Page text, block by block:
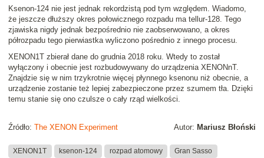
Ksenon-124 nie jest jednak rekordzistą pod tym względem. Wiadomo,
że jeszcze dłuższy okres połowicznego rozpadu ma tellur-128. Tego
zjawiska nigdy jednak bezpośrednio nie zaobserwowano, a okres
półrozpadu tego pierwiastka wyliczono pośrednio z innego procesu.
XENON1T zbierał dane do grudnia 2018 roku. Wtedy to został
wyłączony i obecnie jest rozbudowywany do urządzenia XENONnT.
Znajdzie się w nim trzykrotnie więcej płynnego ksenonu niż obecnie, a
urządzenie zostanie też lepiej zabezpieczone przez szumem tła. Dzięki
temu stanie się ono czulsze o cały rząd wielkości.
Autor: Mariusz Błoński
Źródło: The XENON Experiment
XENON1T ksenon-124 rozpad atomowy Gran Sasso